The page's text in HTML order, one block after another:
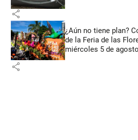
share
¿Aún no tiene plan?
de la Feria de las
miércoles 5 de agosto
share